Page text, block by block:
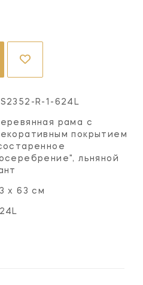
R-1-624L
рама с
покрытием
льняной
х 63 см